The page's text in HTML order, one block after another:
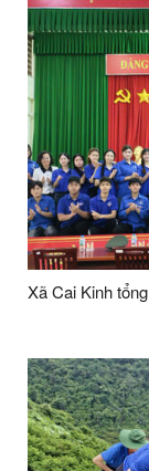
Xã Cai Kinh